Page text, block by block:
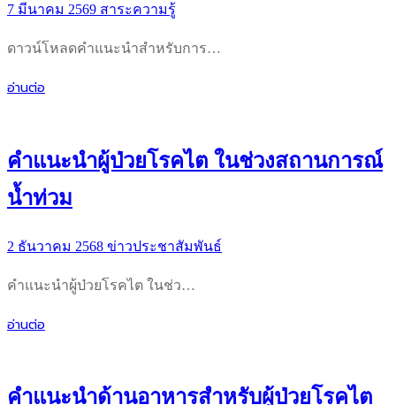
7 มีนาคม 2569 สาระความรู้
ดาวน์โหลดคำแนะนำสำหรับการ…
อ่านต่อ
คำแนะนำผู้ป่วยโรคไต ในช่วงสถานการณ์
น้ำท่วม
2 ธันวาคม 2568 ข่าวประชาสัมพันธ์
คำแนะนำผู้ป่วยโรคไต ในช่ว…
อ่านต่อ
คำแนะนำด้านอาหารสำหรับผู้ป่วยโรคไต